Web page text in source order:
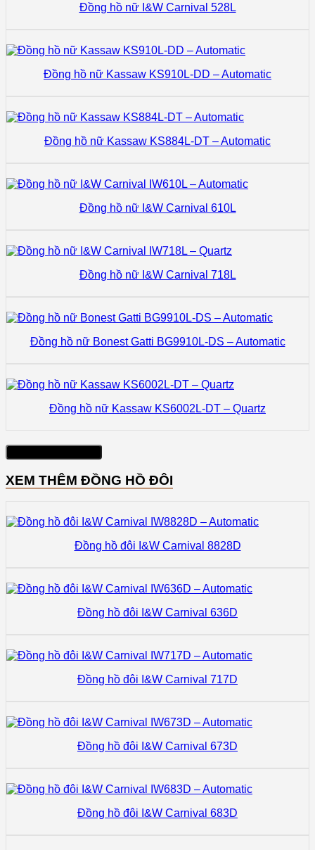
Đồng hồ nữ I&W Carnival 528L
Đồng hồ nữ Kassaw KS910L-DD – Automatic
Đồng hồ nữ Kassaw KS884L-DT – Automatic
Đồng hồ nữ I&W Carnival 610L
Đồng hồ nữ I&W Carnival 718L
Đồng hồ nữ Bonest Gatti BG9910L-DS – Automatic
Đồng hồ nữ Kassaw KS6002L-DT – Quartz
XEM THÊM ĐỒNG HỒ ĐÔI
Đồng hồ đôi I&W Carnival 8828D
Đồng hồ đôi I&W Carnival 636D
Đồng hồ đôi I&W Carnival 717D
Đồng hồ đôi I&W Carnival 673D
Đồng hồ đôi I&W Carnival 683D